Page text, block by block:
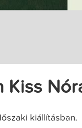
Kiss
kiállításban.